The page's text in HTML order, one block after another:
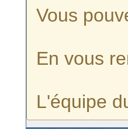
Vous
En vous
L'équipe